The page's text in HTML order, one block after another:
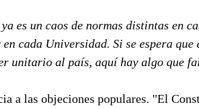
es un caos de normas distintas en
cada Universidad. Si se espera que
unitario al país, aquí hay algo que
a las objeciones populares. "El